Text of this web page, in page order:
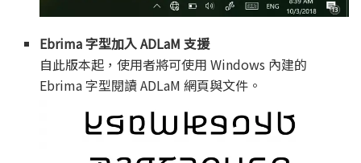
Ebrima 字型加入 ADLaM 支援
自此版本起，使用者將可使用 Windows 內建的
Ebrima 字型閱讀 ADLaM 網頁與文件。